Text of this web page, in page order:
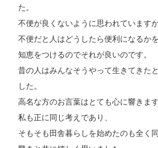
た。
不便が良くないように思われています
不便だと人はどうしたら便利になるかを
知恵をつけるのでそれが良いのです。
昔の人はみんなそうやって生きてきた
した。
高名な方のお言葉はとても心に響きます
私も正に同じ考えであり、
そもそも田舎暮らしを始めたのも全く